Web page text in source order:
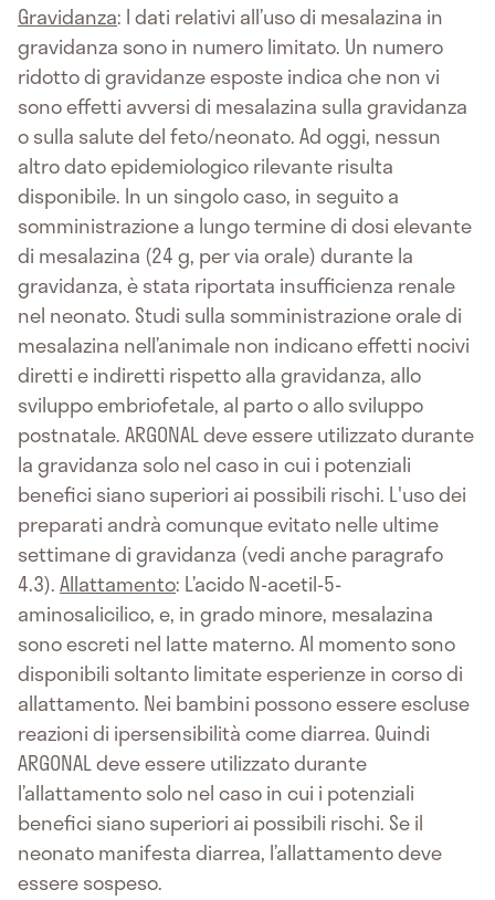
Gravidanza: I dati relativi all’uso di mesalazina in
gravidanza sono in numero limitato. Un numero
ridotto di gravidanze esposte indica che non vi
sono effetti avversi di mesalazina sulla gravidanza
o sulla salute del feto/neonato. Ad oggi, nessun
altro dato epidemiologico rilevante risulta
disponibile. In un singolo caso, in seguito a
somministrazione a lungo termine di dosi elevante
di mesalazina (24 g, per via orale) durante la
gravidanza, è stata riportata insufficienza renale
nel neonato. Studi sulla somministrazione orale di
mesalazina nell’animale non indicano effetti nocivi
diretti e indiretti rispetto alla gravidanza, allo
sviluppo embriofetale, al parto o allo sviluppo
postnatale. ARGONAL deve essere utilizzato durante
la gravidanza solo nel caso in cui i potenziali
benefici siano superiori ai possibili rischi. L'uso dei
preparati andrà comunque evitato nelle ultime
settimane di gravidanza (vedi anche paragrafo
4.3).Allattamento: L’acido N-acetil-5-
aminosalicilico, e, in grado minore, mesalazina
sono escreti nel latte materno. Al momento sono
disponibili soltanto limitate esperienze in corso di
allattamento. Nei bambini possono essere escluse
reazioni di ipersensibilità come diarrea. Quindi
ARGONAL deve essere utilizzato durante
l’allattamento solo nel caso in cui i potenziali
benefici siano superiori ai possibili rischi. Se il
neonato manifesta diarrea, l’allattamento deve
essere sospeso.